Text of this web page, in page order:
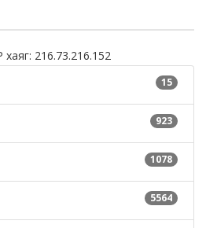
216.73.216.152
15
923
1078
5564